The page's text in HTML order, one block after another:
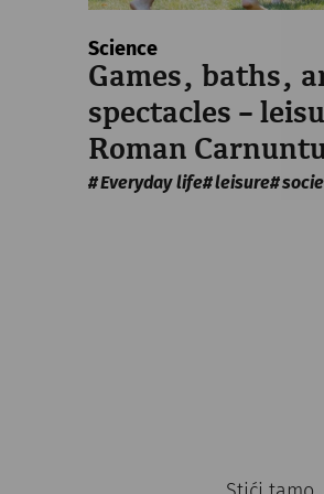
Science
Games, baths,
spectacles –
Roman
Everyday life leisure